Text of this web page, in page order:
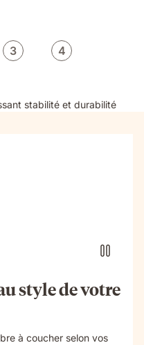
3 4
stabilité et durabilité
style de votre
à coucher selon vos